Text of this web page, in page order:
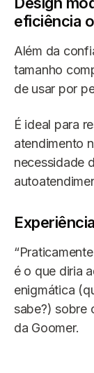
eficiência
Além da
tamanho
de usar por
É ideal para
atendimento
necessidade
é o que diria
enigmática
sabe?) sobre
da Goomer.